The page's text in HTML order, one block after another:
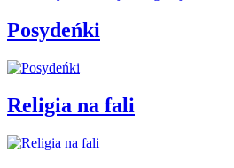
Posydeńki
Religia na fali